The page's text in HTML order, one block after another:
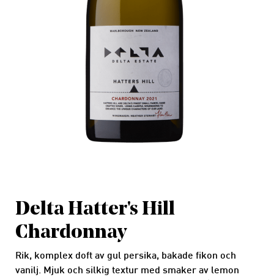
Delta Hatter's Hill
Chardonnay
Rik, komplex doft av gul persika, bakade fikon och
vanilj. Mjuk och silkig textur med smaker av lemon